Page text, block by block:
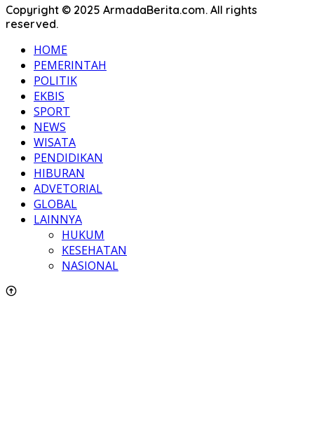
Copyright © 2025 ArmadaBerita.com. All rights
reserved.
HOME
PEMERINTAH
POLITIK
EKBIS
SPORT
NEWS
WISATA
PENDIDIKAN
HIBURAN
ADVETORIAL
GLOBAL
LAINNYA
HUKUM
KESEHATAN
NASIONAL